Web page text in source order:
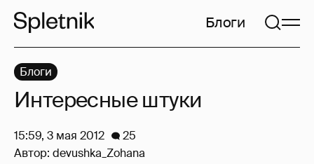
Блоги
Блоги
Интересные штуки
15:59, 3 мая 2012
25
Автор: devushka_Zohana